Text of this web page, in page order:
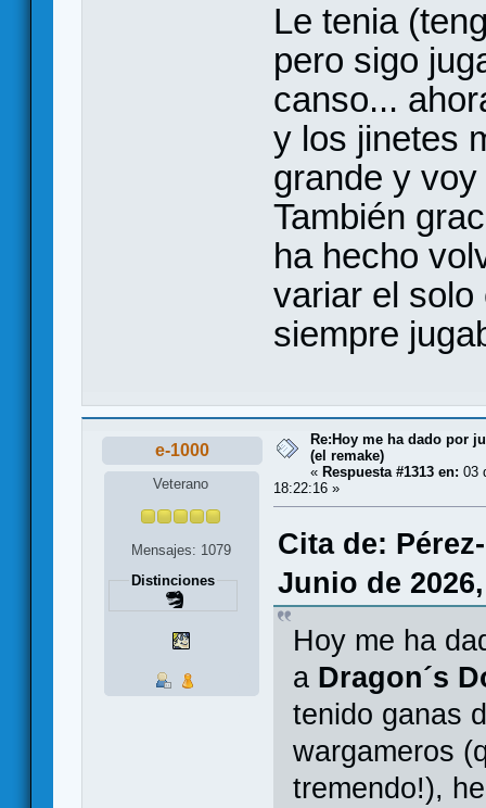
Le tenia
pero sigo
canso...
y los jinetes
grande y
También
ha hecho
variar el solo
siempre
e-1000
Veterano
Mensajes: 1079
Distinciones
Re:Hoy me ha dado por
(el remake)
« Respuesta #1313 en: 03
18:22:16 »
Cita de:
Junio de
Hoy me ha
a Dragon´s
tenido ganas
wargameros
tremendo!),